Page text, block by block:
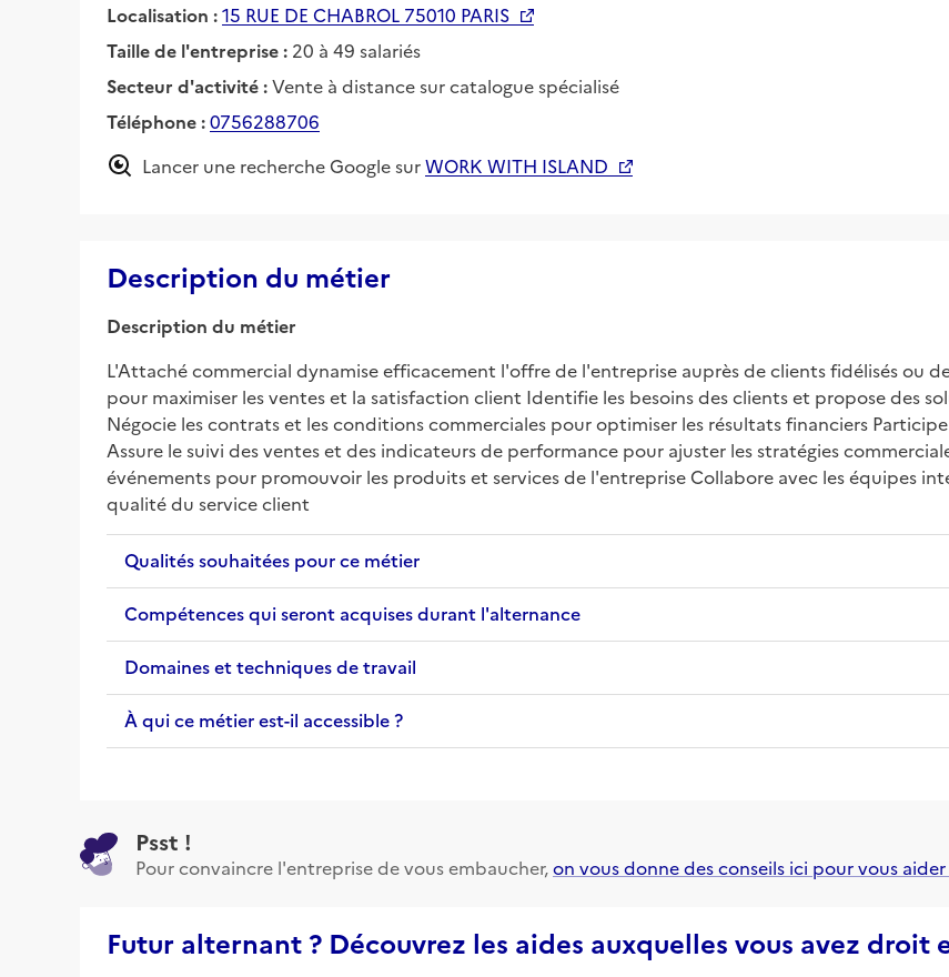
Localisation :15 RUE DE CHABROL 75010 PARIS
Taille de l'entreprise : 20 à 49 salariés
Secteur d'activité :Vente à distance sur catalogue spécialisé
Téléphone :0756288706
Lancer une recherche Google surWORK WITH ISLAND
Description du métier
Description du métier
L'Attaché commercial dynamise efficacement l'offre de l'entreprise auprès de clients fidélisés ou
pour maximiser les ventes et la satisfaction client Identifie les besoins des clients et propose des
Négocie les contrats et les conditions commerciales pour optimiser les résultats financiers
Assure le suivi des ventes et des indicateurs de performance pour ajuster les stratégies
événements pour promouvoir les produits et services de l'entreprise Collabore avec les équipes
qualité du service client
Qualités souhaitées pour ce métier
Compétences qui seront acquises durant l'alternance
Domaines et techniques de travail
À qui ce métier est-il accessible ?
Psst !
Pour convaincre l'entreprise de vous embaucher,on vous donne des conseils ici pour vous aider
Futur alternant ? Découvrez les aides auxquelles vous avez droit